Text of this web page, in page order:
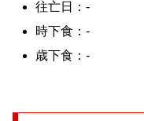
往亡日：-
時下食：-
歳下食：-